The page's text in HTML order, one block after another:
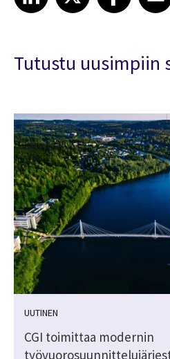
Tutustu uusimpiin
UUTINEN
CGI toimittaa modernin